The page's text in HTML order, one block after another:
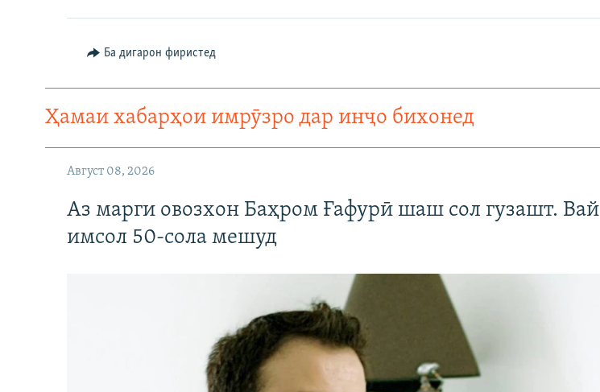
Ба дигарон фиристед
Ҳамаи хабарҳои имрӯзро дар инҷо бихонед
Август 08, 2026
Аз марги овозхон Баҳром Ғафурӣ шаш сол гузашт. Вай
имсол 50-сола мешуд